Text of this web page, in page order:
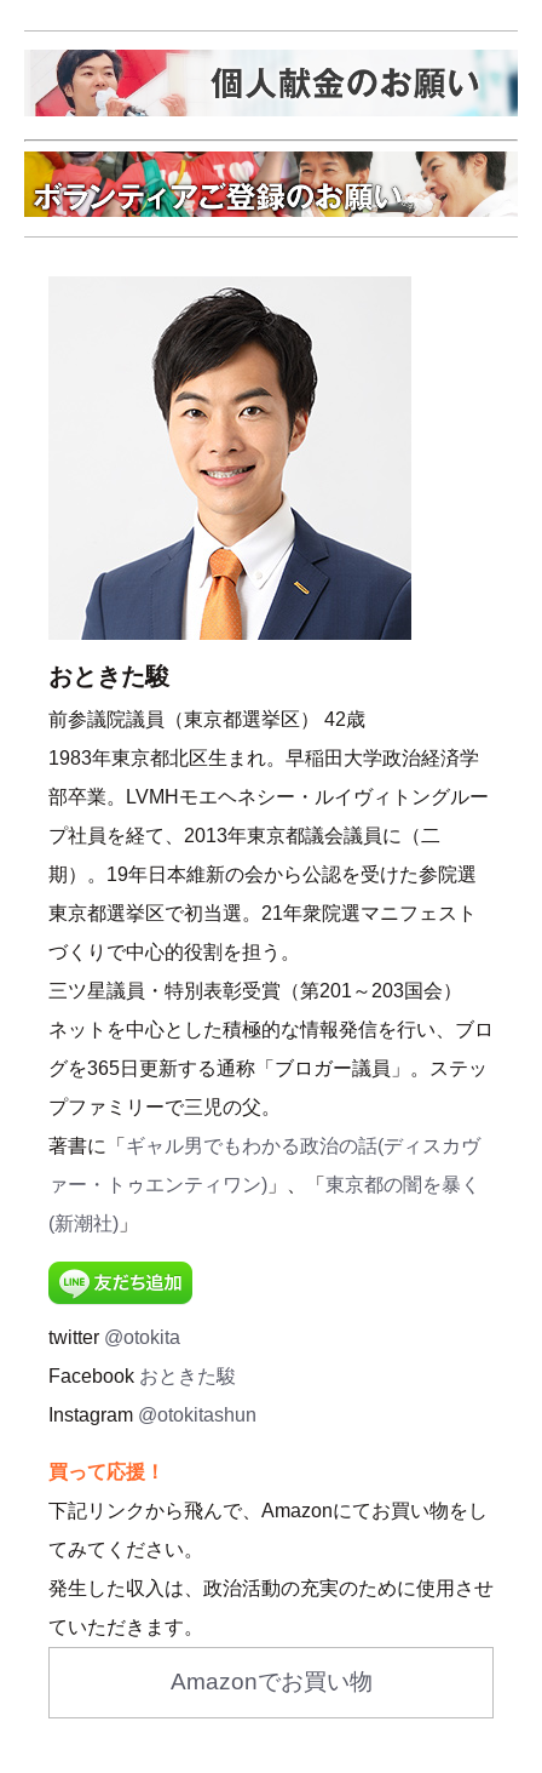
おときた駿
前参議院議員（東京都選挙区） 42歳
1983年東京都北区生まれ。早稲田大学政治経済学
部卒業。LVMHモエヘネシー・ルイヴィトングルー
プ社員を経て、2013年東京都議会議員に（二
期）。19年日本維新の会から公認を受けた参院選
東京都選挙区で初当選。21年衆院選マニフェスト
づくりで中心的役割を担う。
三ツ星議員・特別表彰受賞（第201～203国会）
ネットを中心とした積極的な情報発信を行い、ブロ
グを365日更新する通称「ブロガー議員」。ステッ
プファミリーで三児の父。
著書に「 ギャル男でもわかる政治の話(ディスカヴ
ァー・トゥエンティワン) 」、「 東京都の闇を暴く
(新潮社) 」
twitter @otokita
Facebook おときた駿
Instagram @otokitashun
買って応援！
下記リンクから飛んで、Amazonにてお買い物をし
てみてください。
発生した収入は、政治活動の充実のために使用させ
ていただきます。
Amazonでお買い物